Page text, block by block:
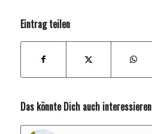
Eintrag teilen
Das könnte Dich auch interessieren